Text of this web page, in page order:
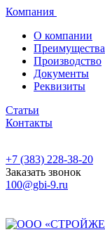
Компания
О компании
Преимущества
Производство
Документы
Реквизиты
Статьи
Контакты
+7 (383) 228-38-20
Заказать звонок
100@gbi-9.ru